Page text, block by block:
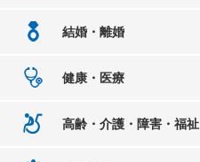
結婚・離婚
健康・医療
高齢・介護・障害・福祉